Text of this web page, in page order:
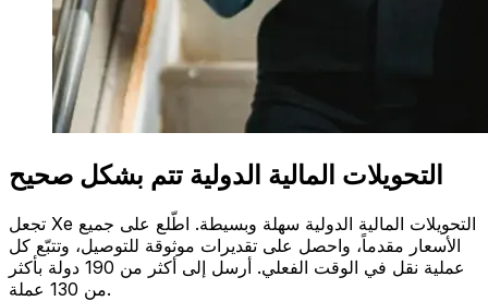
التحويلات المالية الدولية تتم بشكل صحيح
تجعل Xe التحويلات المالية الدولية سهلة وبسيطة. اطّلع على جميع
الأسعار مقدماً، واحصل على تقديرات موثوقة للتوصيل، وتتبّع كل
عملية نقل في الوقت الفعلي. أرسل إلى أكثر من 190 دولة بأكثر
من 130 عملة.